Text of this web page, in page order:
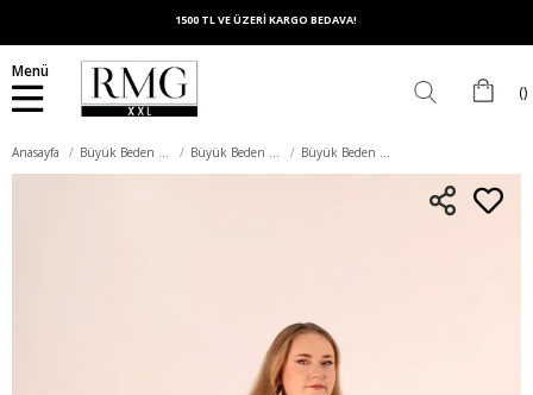
1500 TL VE ÜZERİ KARGO BEDAVA!
Menü
Anasayfa Büyük Beden Üst Giyim Büyük Beden Bluz Büyük Beden Bisiklet Yaka Triko Kazak Vizon